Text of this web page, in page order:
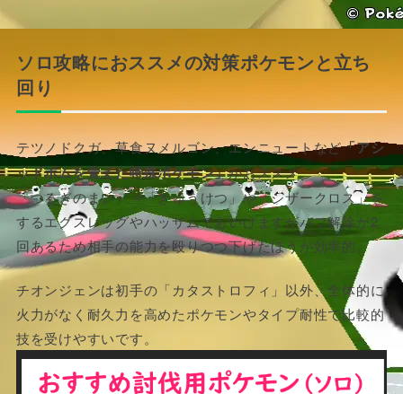
ソロ攻略におススメの対策ポケモンと立ち
回り
テツノドクガ、草食ヌメルゴン、エンニュートなど「アシ
ッドボムを覚えた特殊ポケモン」がおススメ。
「つるぎのまい」⇒「きゅうけつ」や「シザークロス」を
するエクスレッグやハッサムでもいけますがバフ解除が2
回あるため相手の能力を殴りつつ下げたほうが効率的。
チオンジェンは初手の「カタストロフィ」以外、全体的に
火力がなく耐久力を高めたポケモンやタイプ耐性で比較的
技を受けやすいです。